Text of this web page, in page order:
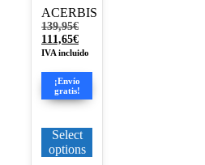
ACERBIS
139,95€El
precio
original
139,95€.
111,65€El
precio
es:
111,65€.
IVA incluido
¡Envío
gratis!
Select
options